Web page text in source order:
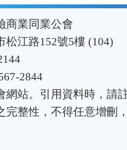
商業同業公會
松江路152號5樓 (104)
2844
網站。引用資料時，請
完整性，不得任意增刪